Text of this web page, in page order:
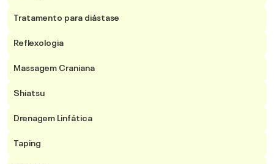
Tratamento para diástase
Reflexologia
Massagem Craniana
Shiatsu
Drenagem Linfática
Taping